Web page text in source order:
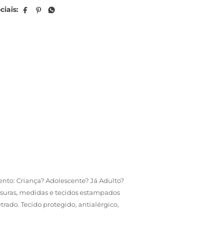
Criança? Adolescente? Já Adulto?
medidas e tecidos estampados
Tecido protegido, antialérgico,